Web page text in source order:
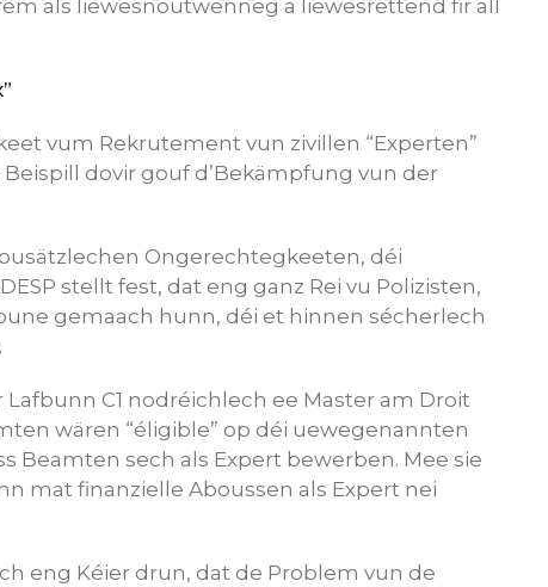
als liewesnoutwenneg a liewesrettend fir all
vum Rekrutement vun zivillen “Experten”
dovir gouf d’Bekämpfung vun der
Ongerechtegkeeten, déi
stellt fest, dat eng ganz Rei vu Polizisten,
gemaach hunn, déi et hinnen sécherlech
C1 nodréichlech ee Master am Droit
wären “éligible” op déi uewegenannten
Beamten sech als Expert bewerben. Mee sie
mat finanzielle Aboussen als Expert nei
eng Kéier drun, dat de Problem vun de